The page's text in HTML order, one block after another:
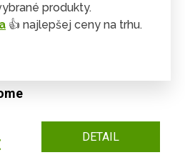
DETAIL
produkty.
👍 najlepšej ceny na trhu.